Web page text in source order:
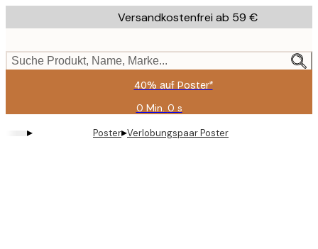
to
content.
Versandkostenfrei ab 59 €
Suche Produkt, Name, Marke...
40% auf Poster*
0 Min. 0 s
Gültig
2026-
▸ Poster▸Verlobungspaar Poster